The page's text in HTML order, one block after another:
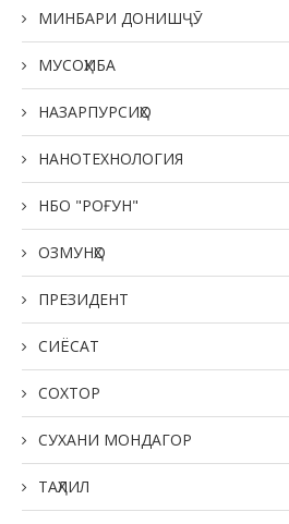
МИНБАРИ ДОНИШҶӮ
МУСОҲИБА
НАЗАРПУРСИҲО
НАНОТЕХНОЛОГИЯ
НБО "РОҒУН"
ОЗМУНҲО
ПРЕЗИДЕНТ
СИЁСАТ
СОХТОР
СУХАНИ МОНДАГОР
ТАҲЛИЛ